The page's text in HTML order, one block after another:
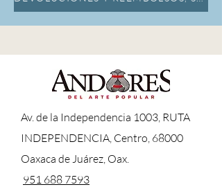
Av. de la Independencia 1003, RUTA
INDEPENDENCIA, Centro, 68000
Oaxaca de Juárez, Oax.
951 688 7593